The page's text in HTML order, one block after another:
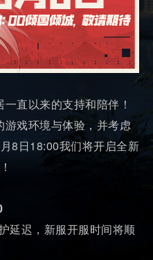
直以来的支持和陪伴！
戏环境与体验，并考虑
8日18:00我们将开启全新
迟，新服开服时间将顺